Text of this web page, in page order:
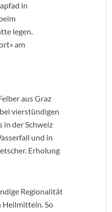
in
legen.
am
aus Graz
vierstündigen
in der Schweiz
und in
Erholung
Regionalität
So